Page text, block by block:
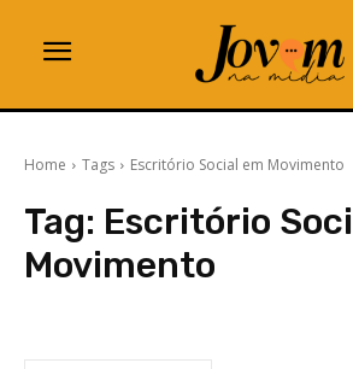
Home Tags Escritório Social em Movimento
Tag: Escritório
Movimento